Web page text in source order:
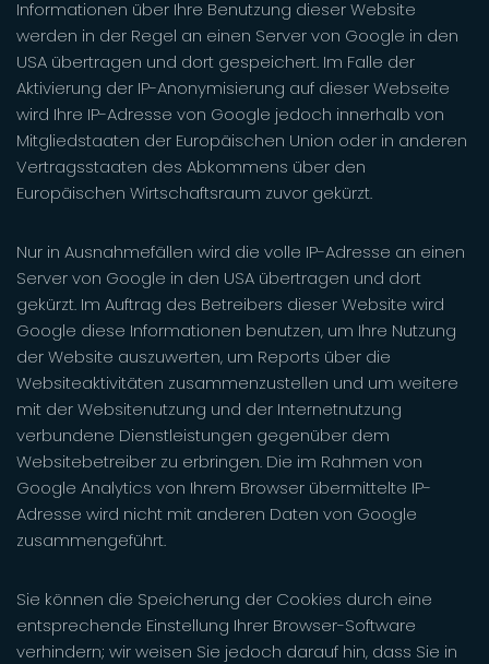
Informationen über Ihre Benutzung dieser Website
werden in der Regel an einen Server von Google in den
USA übertragen und dort gespeichert. Im Falle der
Aktivierung der IP-Anonymisierung auf dieser Webseite
wird Ihre IP-Adresse von Google jedoch innerhalb von
Mitgliedstaaten der Europäischen Union oder in anderen
Vertragsstaaten des Abkommens über den
Europäischen Wirtschaftsraum zuvor gekürzt.
Nur in Ausnahmefällen wird die volle IP-Adresse an einen
Server von Google in den USA übertragen und dort
gekürzt. Im Auftrag des Betreibers dieser Website wird
Google diese Informationen benutzen, um Ihre Nutzung
der Website auszuwerten, um Reports über die
Websiteaktivitäten zusammenzustellen und um weitere
mit der Websitenutzung und der Internetnutzung
verbundene Dienstleistungen gegenüber dem
Websitebetreiber zu erbringen. Die im Rahmen von
Google Analytics von Ihrem Browser übermittelte IP-
Adresse wird nicht mit anderen Daten von Google
zusammengeführt.
Sie können die Speicherung der Cookies durch eine
entsprechende Einstellung Ihrer Browser-Software
verhindern; wir weisen Sie jedoch darauf hin, dass Sie in